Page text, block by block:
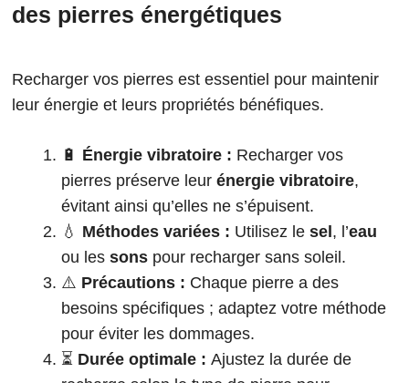
des pierres énergétiques
Recharger vos pierres est essentiel pour maintenir
leur énergie et leurs propriétés bénéfiques.
🔋 Énergie vibratoire : Recharger vos
pierres préserve leur énergie vibratoire,
évitant ainsi qu’elles ne s’épuisent.
💧 Méthodes variées : Utilisez le sel , l’eau
ou les sons pour recharger sans soleil.
⚠️ Précautions : Chaque pierre a des
besoins spécifiques ; adaptez votre méthode
pour éviter les dommages.
⏳ Durée optimale : Ajustez la durée de